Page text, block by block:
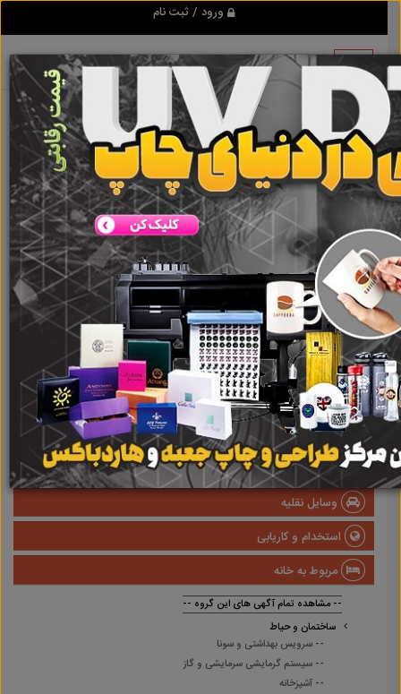
ورود / ثبت نام
هیچ آگهی در این گروه ثبت نشده
است
گروه ها
املاک
صنعتی
پزشکی و سلامت
وسایل نقلیه
استخدام و کاریابی
مربوط به خانه
-- مشاهده تمام آگهی های این گروه --
ساختمان و حیاط
-- سرویس بهداشتی و سونا
-- سیستم گرمایشی سرمایشی و گاز
-- آشپزخانه